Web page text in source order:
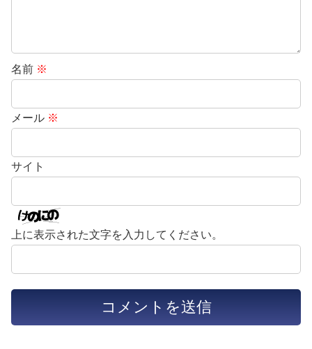
名前 ※
メール ※
サイト
上に表示された文字を入力してください。